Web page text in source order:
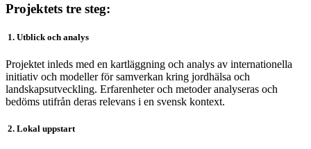
Projektets tre steg:
1. Utblick och analys
Projektet inleds med en kartläggning och analys av internationella
initiativ och modeller för samverkan kring jordhälsa och
landskapsutveckling. Erfarenheter och metoder analyseras och
bedöms utifrån deras relevans i en svensk kontext.
2. Lokal uppstart